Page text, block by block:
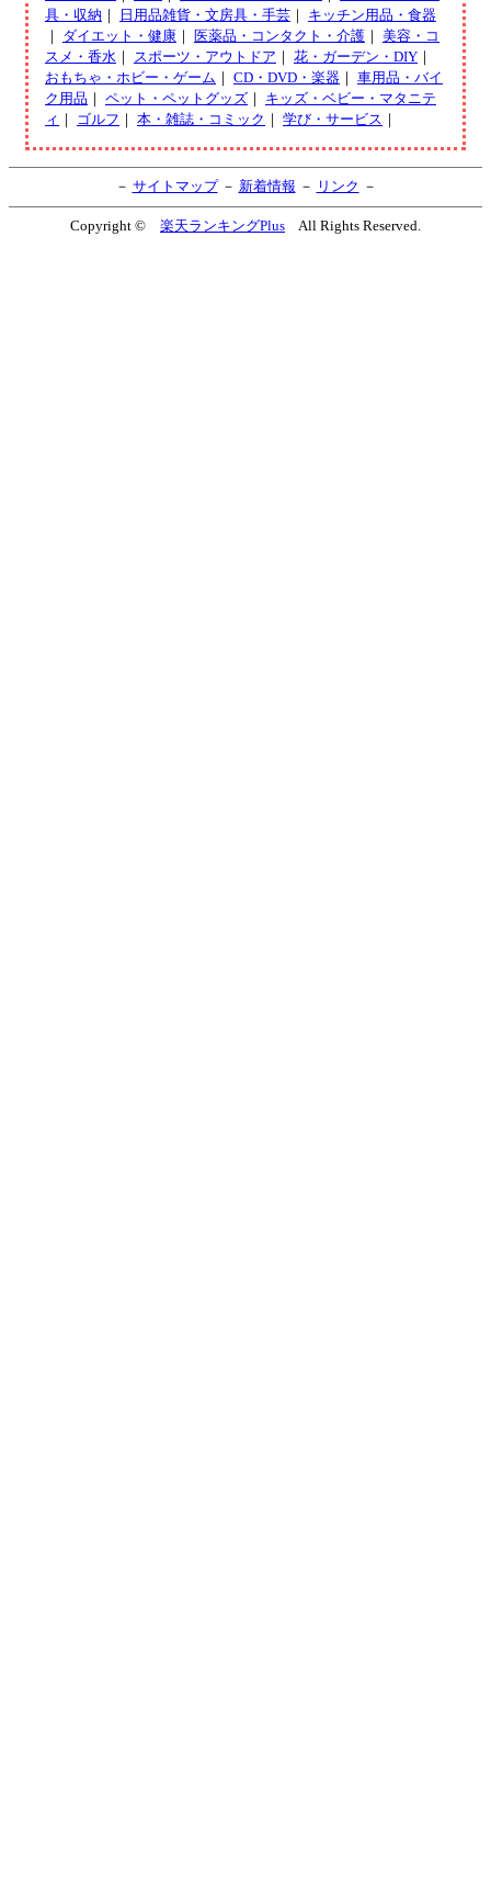
具・収納 ｜ 日用品雑貨・文房具・手芸 ｜ キッチン用品・食器
｜ ダイエット・健康 ｜ 医薬品・コンタクト・介護 ｜ 美容・コ
スメ・香水 ｜ スポーツ・アウトドア ｜ 花・ガーデン・DIY ｜
おもちゃ・ホビー・ゲーム ｜ CD・DVD・楽器 ｜ 車用品・バイ
ク用品 ｜ ペット・ペットグッズ ｜ キッズ・ベビー・マタニテ
ィ ｜ ゴルフ ｜ 本・雑誌・コミック ｜ 学び・サービス ｜
－ サイトマップ－ 新着情報 － リンク －
Copyright © 楽天ランキングPlus All Rights Reserved.